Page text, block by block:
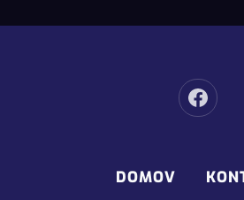
DOMOV